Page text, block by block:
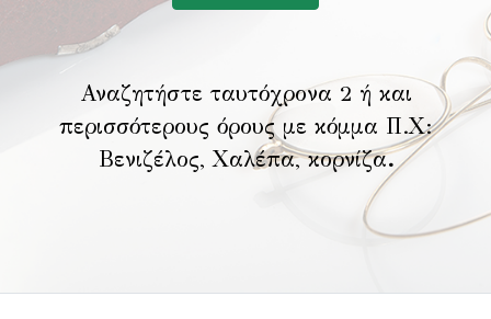
Αναζητήστε ταυτόχρονα 2 ή και
περισσότερους όρους με κόμμα Π.Χ:
Βενιζέλος, Χαλέπα, κορνίζα.